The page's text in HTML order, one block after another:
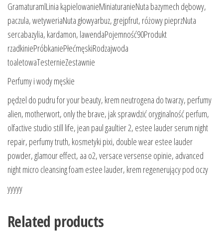
GramaturamlLinia kąpielowanieMiniaturanieNuta bazymech dębowy,
paczula, wetyweriaNuta głowyarbuz, grejpfrut, różowy pieprzNuta
sercabazylia, kardamon, lawendaPojemność90Produkt
rzadkiniePróbkaniePłećmęskiRodzajwoda
toaletowaTesternieZestawnie
Perfumy i wody męskie
pędzel do pudru for your beauty, krem neutrogena do twarzy, perfumy
alien, motherwort, only the brave, jak sprawdzić oryginalność perfum,
olfactive studio still life, jean paul gaultier 2, estee lauder serum night
repair, perfumy truth, kosmetyki pixi, double wear estee lauder
powder, glamour effect, aa o2, versace versense opinie, advanced
night micro cleansing foam estee lauder, krem regenerujący pod oczy
yyyyy
Related products